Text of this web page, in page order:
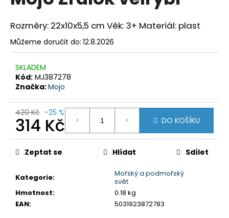
z
5
hvězdiček.
Rozměry: 22x10x5,5 cm Věk: 3+ Materiál: plast
Můžeme doručit do: 12.8.2026
SKLADEM
Kód: MJ387278
Značka:Mojo
420 Kč –25 %
314 Kč
Měrná
cena:
DO KOŠÍKU
Kategorie:
Mořský a podmořský
svět
Hmotnost:
0.18 kg
EAN: 5031923872783
Zeptat se Hlídat Sdílet
j
í
t
?
HLEDAT
o
o